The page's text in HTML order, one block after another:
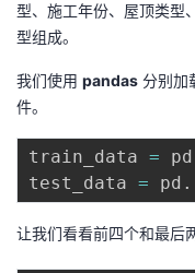
博
客
的
论
我
的
子
我
直
播
的
活
我
的
我
型、施⼯年份、屋顶类型
型组成。
我们使⽤ pandas 分别加
件。
train_data = pd
test_data = pd .
让我们看看前四个和最后